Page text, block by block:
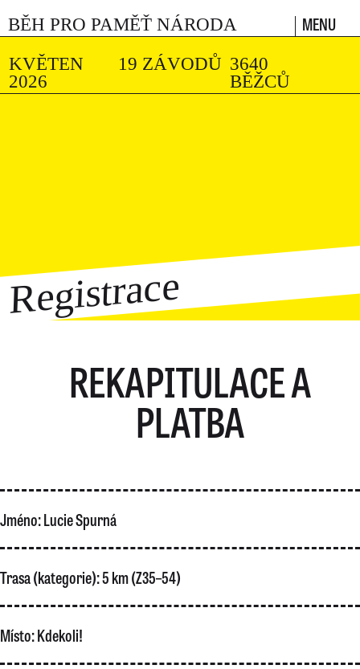
BĚH PRO PAMĚŤ NÁRODA MENU
KVĚTEN
2026
19 ZÁVODŮ 3640
BĚŽCŮ
Registrace
REKAPITULACE A
PLATBA
Jméno:Lucie Spurná
Trasa (kategorie):5 km (Z35–54)
Místo:Kdekoli!